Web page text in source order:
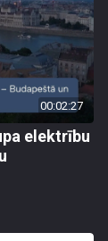
00:02:27
elektrību